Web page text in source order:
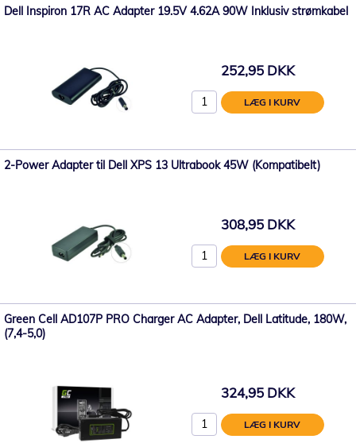
Dell Inspiron 17R AC Adapter 19.5V 4.62A 90W Inklusiv strømkabel
252,95 DKK
LÆG I KURV
2-Power Adapter til Dell XPS 13 Ultrabook 45W (Kompatibelt)
308,95 DKK
LÆG I KURV
Green Cell AD107P PRO Charger AC Adapter, Dell Latitude, 180W,
(7,4-5,0)
324,95 DKK
LÆG I KURV